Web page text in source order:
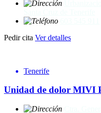
Pedir cita Ver detalles
Tenerife
Unidad de dolor MIVI